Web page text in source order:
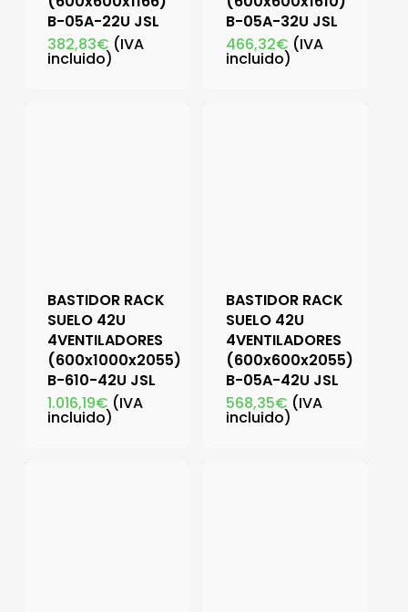
B-05A-22U JSL
382,83€ (IVA
incluido)
B-05A-32U JSL
466,32€ (IVA
incluido)
BASTIDOR RACK
SUELO 42U
4VENTILADORES
(600x1000x2055)
B-610-42U JSL
1.016,19€ (IVA
incluido)
BASTIDOR RACK
SUELO 42U
4VENTILADORES
(600x600x2055)
B-05A-42U JSL
568,35€ (IVA
incluido)